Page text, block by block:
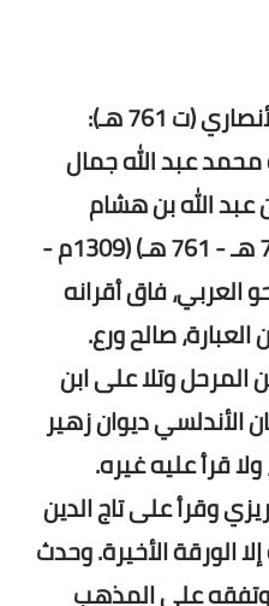
(ت 761 هـ):
محمد عبد الله جمال
الله بن هشام
الأنصاري المصري من (708 هـ - 761 هـ) (1309م -
العربي، فاق أقرانه
صالح ورع.
وتلا على ابن
الأندلسي ديوان زهير
قرأ عليه غيره.
وقرأ على تاج الدين
الورقة الأخيرة. وحدث
وتفقه على المذهب